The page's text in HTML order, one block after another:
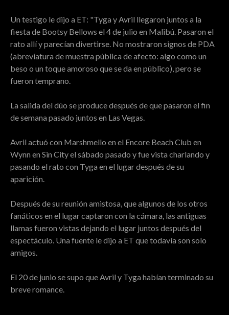
Un testigo le dijo a ET: "Tyga y Avril llegaron juntos a la
fiesta de Bootsy Bellows el 4 de julio en Malibú. Pasaron el
rato allí y parecían divertirse. No mostraron signos de PDA
(abreviatura de muestra pública de afecto: algo como un
beso o un toque amoroso que se da en público), pero se
fueron temprano.
La salida del dúo se produce después de que pasaron el fin
de semana pasado juntos en Las Vegas.
Avril actuó con Marshmello en el Encore Beach Club en
Wynn en Sin City el sábado pasado y fue vista charlando y
pasando el rato con Tyga en el lugar después de su
aparición.
Después de su reunión amistosa, que algunos de los otros
fanáticos en el lugar captaron con la cámara, las antiguas
llamas fueron vistas dejando el lugar juntos después del
espectáculo. Una fuente le dijo a ET que todavía son solo
amigos.
El 20 de junio se supo que Avril y Tyga habían terminado su
breve romance.